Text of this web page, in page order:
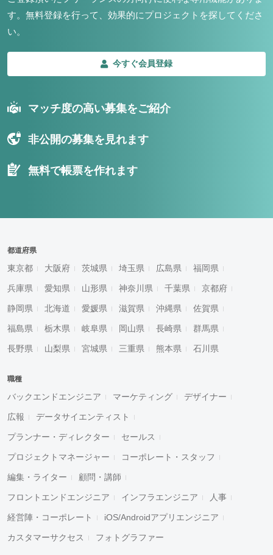
す。 無料登録を行って、効果的にプロジェクトを探してくださ
い。
今すぐ会員登録
マッチ度の高い募集をご紹介
非公開の募集を見れます
無料で帳票を作れます
都道府県
東京都 大阪府 茨城県 埼玉県 広島県 福岡県
兵庫県 愛知県 山形県 神奈川県 千葉県 京都府
静岡県 北海道 愛媛県 滋賀県 沖縄県 佐賀県
福島県 栃木県 岐阜県 岡山県 長崎県 群馬県
長野県 山梨県 宮城県 三重県 熊本県 石川県
職種
バックエンドエンジニア マーケティング デザイナー
広報 データサイエンティスト
プランナー・ディレクター セールス
プロジェクトマネージャー コーポレート・スタッフ
編集・ライター 顧問・講師
フロントエンドエンジニア インフラエンジニア 人事
経営陣・コーポレート iOS/Androidアプリエンジニア
カスタマーサクセス フォトグラファー